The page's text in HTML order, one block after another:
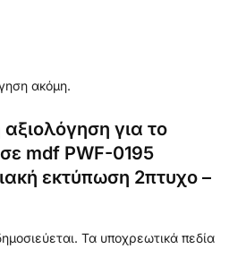
ακόμη.
για το
mdf PWF-0195
εκτύπωση 2πτυχο –
Τα υποχρεωτικά πεδία